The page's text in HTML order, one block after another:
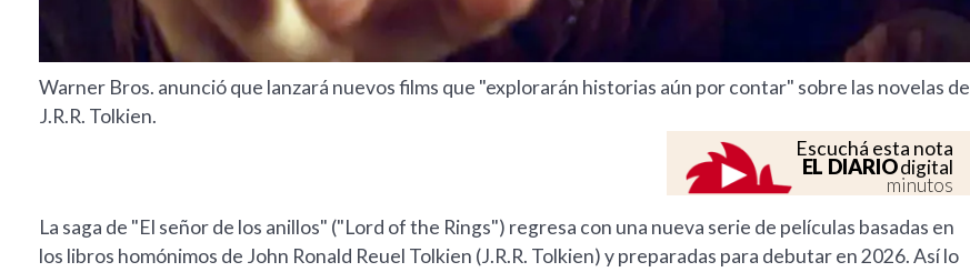
Warner Bros. anunció que lanzará nuevos films que "explorarán historias aún por contar" sobre las novelas de
J.R.R. Tolkien.
Escuchá esta nota
EL DIARIOdigital
minutos
La saga de "El señor de los anillos" ("Lord of the Rings") regresa con una nueva serie de películas basadas en
los libros homónimos de John Ronald Reuel Tolkien (J.R.R. Tolkien) y preparadas para debutar en 2026. Así lo